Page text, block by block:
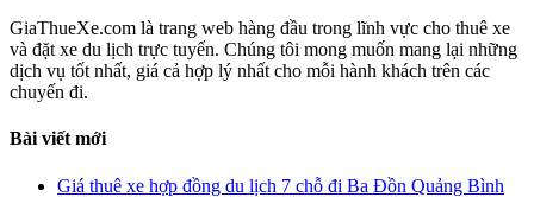
GiaThueXe.com là trang web hàng đầu trong lĩnh vực cho thuê xe
và đặt xe du lịch trực tuyến. Chúng tôi mong muốn mang lại những
dịch vụ tốt nhất, giá cả hợp lý nhất cho mỗi hành khách trên các
chuyến đi.
Bài viết mới
Giá thuê xe hợp đồng du lịch 7 chỗ đi Ba Đồn Quảng Bình